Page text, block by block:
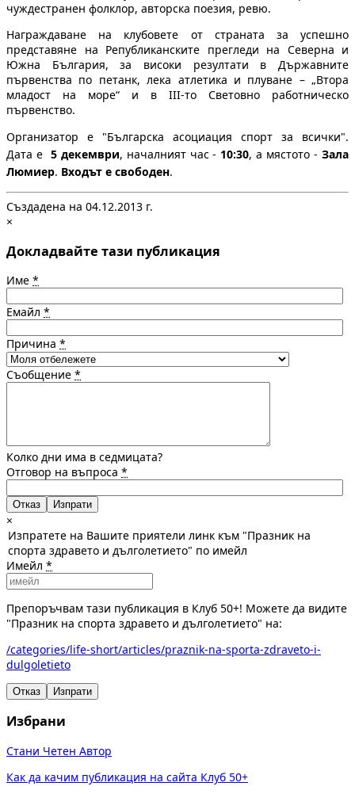
чуждестранен фолклор, авторска поезия, ревю.
Награждаване на клубовете от страната за успешно
представяне на Републиканските прегледи на Северна и
Южна България, за високи резултати в Държавните
първенства по петанк, лека атлетика и плуване – „Втора
младост на море“ и в III-то Световно работническо
първенство.
Организатор е "Българска асоциaция спорт за всички".
Дата е 5 декември, началният час - 10:30, а мястото -Зала
Люмиер. Входът е свободен.
Създадена на 04.12.2013 г.
×
Докладвайте тази публикация
Име *
Емайл *
Причина *
Съобщение *
Колко дни има в седмицата?
Отговор на въпроса *
Отказ
×
Изпратете на Вашите приятели линк към "Празник на
спорта здравето и дълголетието" по имейл
Имейл *
Препоръчвам тази публикация в Клуб 50+! Можете да видите
"Празник на спорта здравето и дълголетието" на:
/categories/life-short/articles/praznik-na-sporta-zdraveto-i-
dulgoletieto
Отказ Изпрати
Избрани
Стани Четен Автор
Как да качим публикация на сайта Клуб 50+